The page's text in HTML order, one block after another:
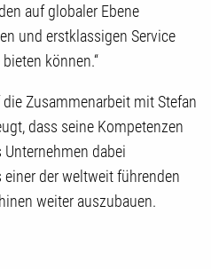
auf globaler Ebene
und erstklassigen Service
können.“
Zusammenarbeit mit Stefan
dass seine Kompetenzen
dabei
der weltweit führenden
weiter auszubauen.